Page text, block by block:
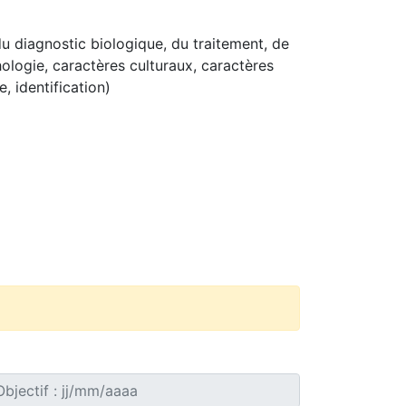
diagnostic biologique, du traitement, de
caractères culturaux, caractères
identification)